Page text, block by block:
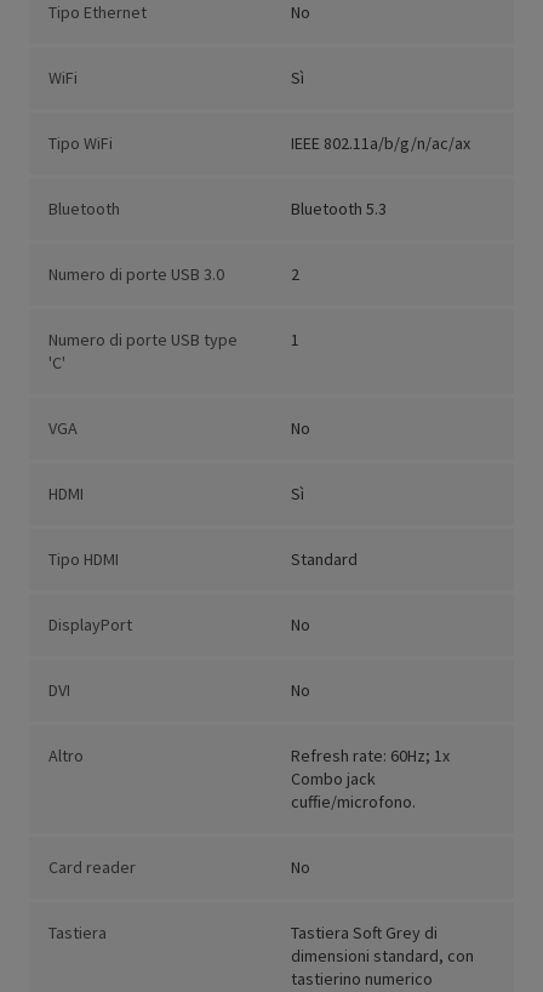
Tipo Ethernet No
WiFi Sì
Tipo WiFi IEEE 802.11a/b/g/n/ac/ax
Bluetooth Bluetooth 5.3
Numero di porte USB 3.0 2
Numero di porte USB type
'C'
1
VGA No
HDMI Sì
Tipo HDMI Standard
DisplayPort No
DVI No
Altro
Refresh rate: 60Hz; 1x
Combo jack
cuffie/microfono.
Card reader No
Tastiera
Tastiera Soft Grey di
dimensioni standard, con
tastierino numerico